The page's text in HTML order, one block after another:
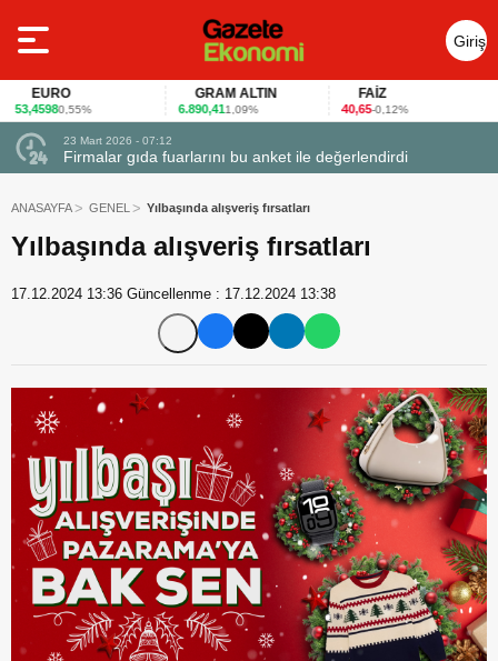
Giriş
Yap
EURO
53,45980,55%
GRAM ALTIN
6.890,411,09%
FAİZ
40,65-0,12%
23 Mart 2026 - 07:12
Firmalar gıda fuarlarını bu anket ile değerlendirdi
ANASAYFA GENEL Yılbaşında alışveriş fırsatları
Yılbaşında alışveriş fırsatları
17.12.2024 13:36 Güncellenme : 17.12.2024 13:38